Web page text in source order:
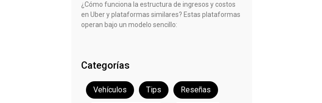
¿Cómo funciona la estructura de ingresos y costos
en Uber y plataformas similares? Estas plataformas
operan bajo un modelo sencillo:
Categorías
Vehículos Tips Reseñas